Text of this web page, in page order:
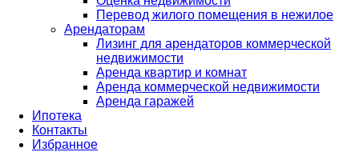
Перевод жилого помещения в нежилое
Арендаторам
Лизинг для арендаторов коммерческой
недвижимости
Аренда квартир и комнат
Аренда коммерческой недвижимости
Аренда гаражей
Ипотека
Контакты
Избранное